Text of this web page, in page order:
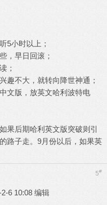
5小时以上；
，早日回滚；
；
趣不大，就转向降世神通；
文版，放英文哈利波特电
果后期哈利英文版突破则引
路子走。9月份以后，如果英
5#
6 10:08 编辑